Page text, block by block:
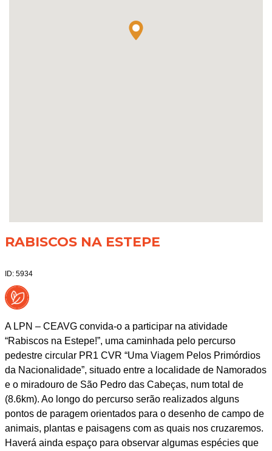
RABISCOS NA ESTEPE
ID: 5934
A LPN – CEAVG convida-o a participar na atividade
“Rabiscos na Estepe!”, uma caminhada pelo percurso
pedestre circular PR1 CVR “Uma Viagem Pelos Primórdios
da Nacionalidade”, situado entre a localidade de Namorados
e o miradouro de São Pedro das Cabeças, num total de
(8.6km). Ao longo do percurso serão realizados alguns
pontos de paragem orientados para o desenho de campo de
animais, plantas e paisagens com as quais nos cruzaremos.
Haverá ainda espaço para observar algumas espécies que